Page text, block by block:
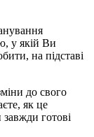
у якій Ви
на підставі
до свого
як це
готові